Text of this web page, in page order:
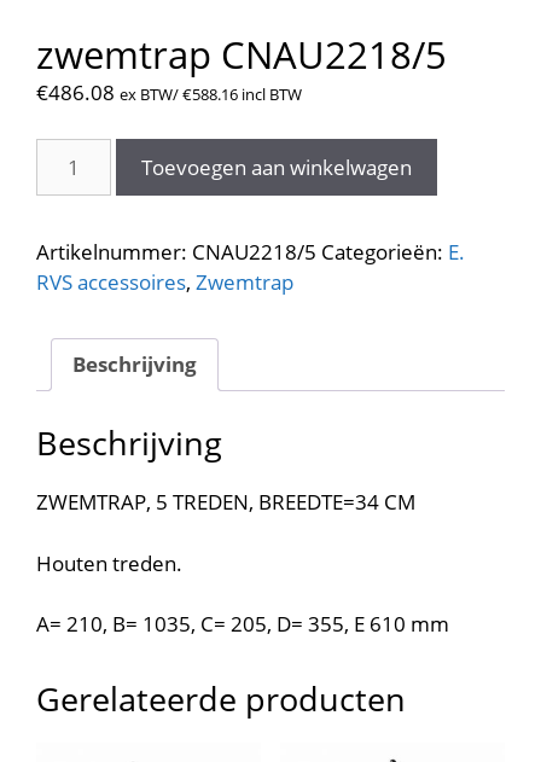
zwemtrap CNAU2218/5
€486.08 ex BTW/€588.16 incl BTW
CNAU2218/5
Toevoegen aan winkelwagen
Artikelnummer: CNAU2218/5 Categorieën: E.
RVS accessoires, Zwemtrap
Beschrijving
Beschrijving
ZWEMTRAP, 5 TREDEN, BREEDTE=34 CM
Houten treden.
A= 210, B= 1035, C= 205, D= 355, E 610 mm
Gerelateerde producten